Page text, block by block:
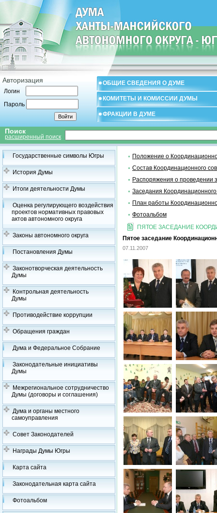
Авторизация
Логин
Пароль
ОБЩИЕ СВЕДЕНИЯ О ДУМЕ
КОМИТЕТЫ И КОМИССИИ ДУМЫ
ФРАКЦИИ В ДУМЕ
Поиск
расширенный поиск
Государственные символы Югры
История Думы
Итоги деятельности Думы
Оценка регулирующего воздействия
проектов нормативных правовых
актов автономного округа
Законы автономного округа
Постановления Думы
Законотворческая деятельность
Думы
Контрольная деятельность
Думы
Противодействие коррупции
Обращения граждан
Дума и Федеральное Собрание
Законодательные инициативы
Думы
Межрегиональное сотрудничество
Думы (договоры и соглашения)
Дума и органы местного
самоуправления
Совет Законодателей
Награды Думы Югры
Карта сайта
Законодательная карта сайта
Фотоальбом
Положение о
Состав Координационного
Распоряжения о проведении
Заседания
План работы
Фотоальбом
ПЯТОЕ ЗАСЕДАНИЕ
Пятое заседание
07.11.2007